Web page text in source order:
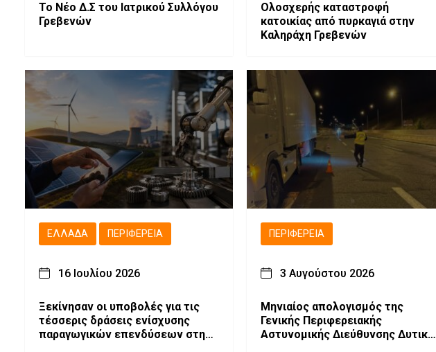
Το Νέο Δ.Σ του Ιατρικού Συλλόγου
Γρεβενών
Ολοσχερής καταστροφή
κατοικίας από πυρκαγιά στην
Καληράχη Γρεβενών
ΕΛΛΆΔΑ ΠΕΡΙΦΈΡΕΙΑ
16 Ιουλίου 2026
Ξεκίνησαν οι υποβολές για τις
τέσσερις δράσεις ενίσχυσης
παραγωγικών επενδύσεων στη
ΠΕΡΙΦΈΡΕΙΑ
3 Αυγούστου 2026
Μηνιαίος απολογισμός της
Γενικής Περιφερειακής
Αστυνομικής Διεύθυνσης Δυτικής